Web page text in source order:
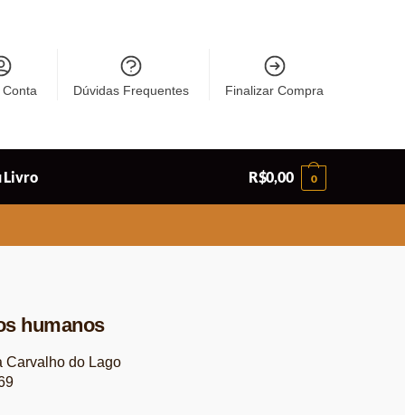
Dúvidas Frequentes Finalizar Compra
Livro R$0,00 0
humanos
Carvalho do Lago